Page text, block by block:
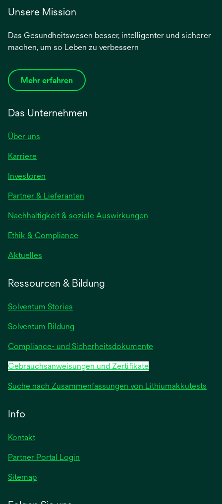
Unsere Mission
Das Gesundheitswesen besser, intelligenter und sicherer
machen, um so Leben zu verbessern
Mehr erfahren
Das Unternehmen
Über uns
Karriere
Investoren
einer
neuen
Registerkarte
geöffnet
Partner & Lieferanten
Nachhaltigkeit & soziale Auswirkungen
Ethik & Compliance
Aktuelles
Registerkarte
Ressourcen & Bildung
Solventum Stories
Solventum Bildung
Compliance- und Sicherheitsdokumente
Gebrauchsanweisungen und Zertifikate
Suche nach Zusammenfassungen von Lithiumakkutests
Info
Kontakt
Partner Portal Login
Sitemap